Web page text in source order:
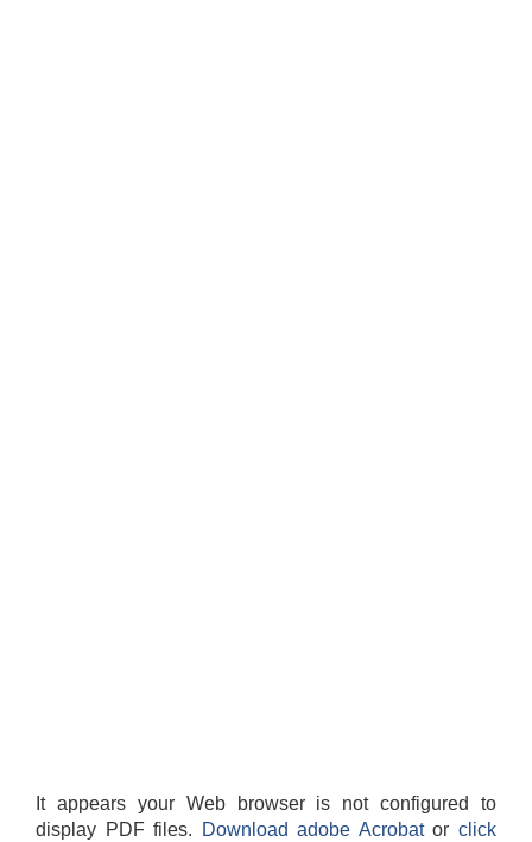
It appears your Web browser is not configured to
display PDF files.
Download adobe Acrobatorclick